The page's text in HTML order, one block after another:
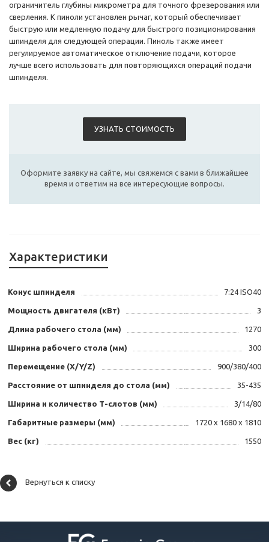
ограничитель глубины микрометра для точного фрезерования или
сверления. К пиноли установлен рычаг, который обеспечивает
быструю или медленную подачу для быстрого позиционирования
шпинделя для следующей операции. Пиноль также имеет
регулируемое автоматическое отключение подачи, которое
лучше всего использовать для повторяющихся операций подачи
шпинделя.
УЗНАТЬ СТОИМОСТЬ
Оформите заявку на сайте, мы свяжемся с вами в ближайшее
время и ответим на все интересующие вопросы.
Характеристики
Конус шпинделя 7:24 ISO40
Мощность двигателя (кВт) 3
Длина рабочего стола (мм) 1270
Ширина рабочего стола (мм) 300
Перемещение (X/Y/Z) 900/380/400
Расстояние от шпинделя до стола (мм) 35-435
Ширина и количество Т-слотов (мм) 3/14/80
Габаритные размеры (мм) 1720 х 1680 х 1810
Вес (кг) 1550
Вернуться к списку